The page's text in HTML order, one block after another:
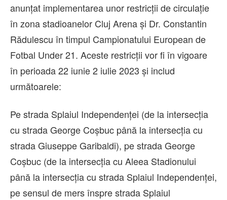
anunțat implementarea unor restricții de circulație
în zona stadioanelor Cluj Arena și Dr. Constantin
Rădulescu în timpul Campionatului European de
Fotbal Under 21. Aceste restricții vor fi în vigoare
în perioada 22 iunie 2 iulie 2023 și includ
următoarele:
Pe strada Splaiul Independenței (de la intersecția
cu strada George Coșbuc până la intersecția cu
strada Giuseppe Garibaldi), pe strada George
Coșbuc (de la intersecția cu Aleea Stadionului
până la intersecția cu strada Splaiul Independenței,
pe sensul de mers înspre strada Splaiul